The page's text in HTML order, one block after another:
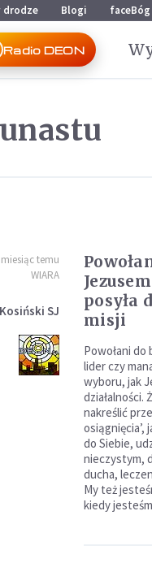
drodze Blogi faceBóg
Radio DEON
miesiąc temu
WIARA
SJ
posyła
misji
Powołani do
lider czy
wyboru, jak
działalności.
nakreślić
osiągnięcia’,
do Siebie,
nieczystym,
ducha,
My też
kiedy